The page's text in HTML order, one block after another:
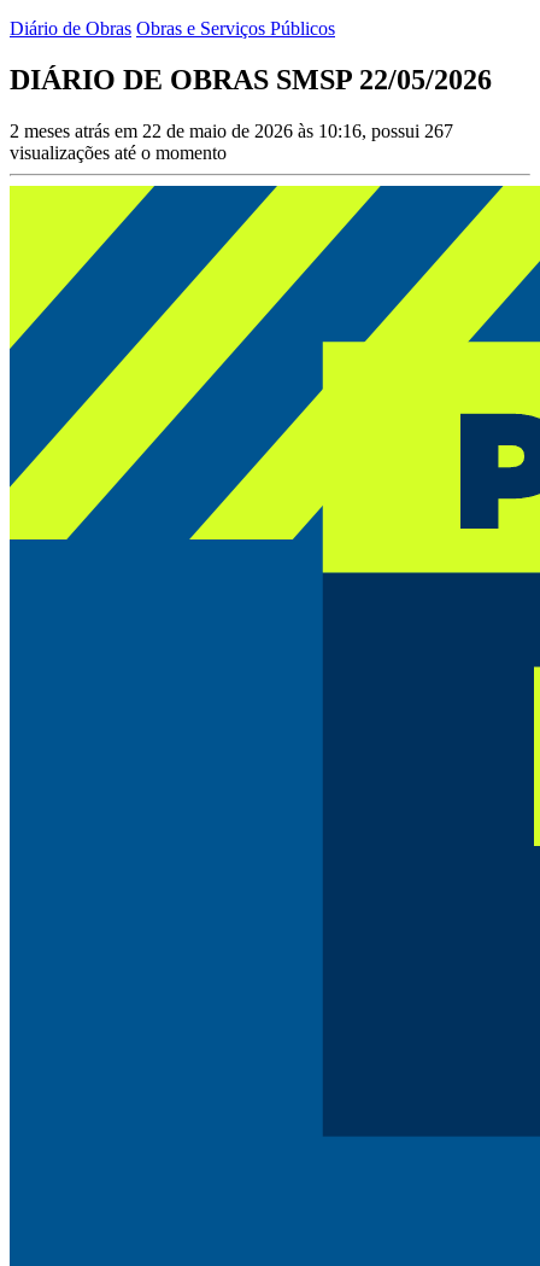
Diário de Obras Obras e Serviços Públicos
DIÁRIO DE OBRAS SMSP 22/05/2026
2 meses atrás em 22 de maio de 2026 às 10:16, possui 267
visualizações até o momento